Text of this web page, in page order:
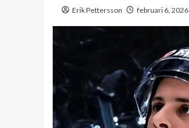
Erik Pettersson februari 6, 2026